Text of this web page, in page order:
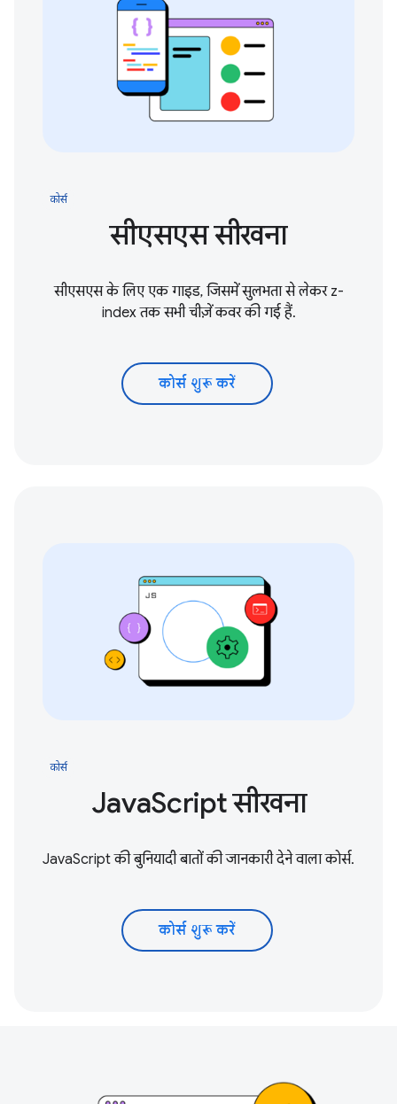
कोर्स
सीएसएस सीखना
सीएसएस के लिए एक गाइड, जिसमें सुलभता से लेकर z-
index तक सभी चीज़ें कवर की गई हैं.
कोर्स शुरू करें
कोर्स
JavaScript सीखना
JavaScript की बुनियादी बातों की जानकारी देने वाला कोर्स.
कोर्स शुरू करें